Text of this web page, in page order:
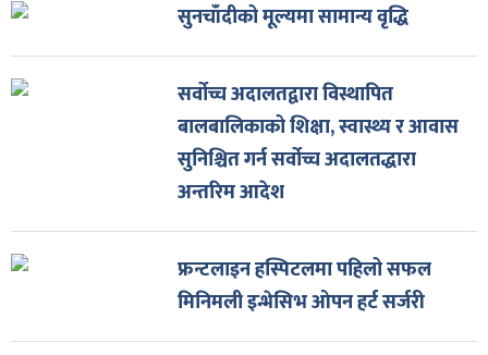
सुनचाँदीको मूल्यमा सामान्य वृद्धि
सर्वोच्च अदालतद्वारा विस्थापित
बालबालिकाको शिक्षा, स्वास्थ्य र आवास
सुनिश्चित गर्न सर्वोच्च अदालतद्धारा
अन्तरिम आदेश
फ्रन्टलाइन हस्पिटलमा पहिलो सफल
मिनिमली इन्भेसिभ ओपन हर्ट सर्जरी